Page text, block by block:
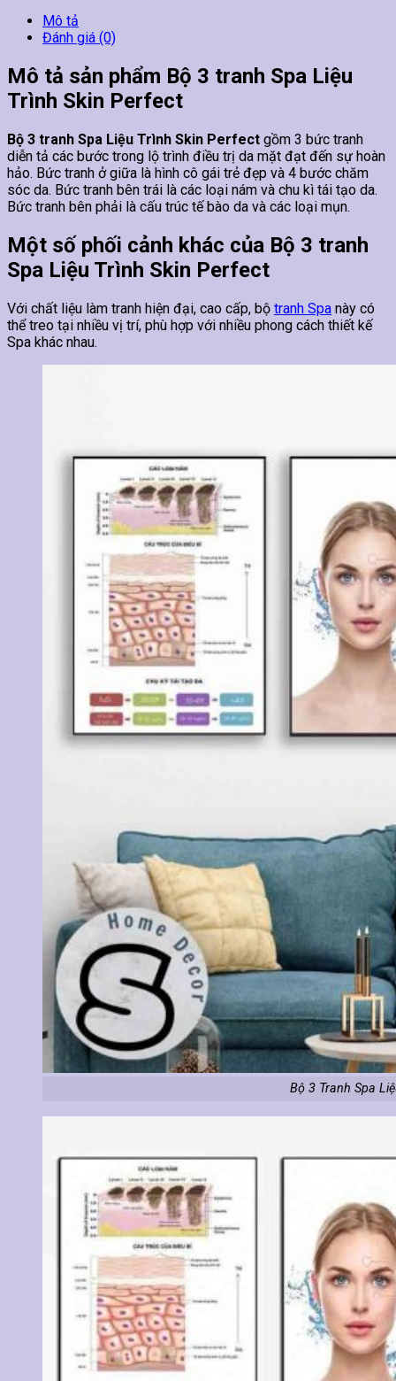
Mô tả
Đánh giá (0)
Mô tả sản phẩm Bộ 3 tranh Spa Liệu
Trình Skin Perfect
Bộ 3 tranh Spa Liệu Trình Skin Perfect gồm 3 bức tranh
diễn tả các bước trong lộ trình điều trị da mặt đạt đến sự hoàn
hảo. Bức tranh ở giữa là hình cô gái trẻ đẹp và 4 bước chăm
sóc da. Bức tranh bên trái là các loại nám và chu kì tái tạo da.
Bức tranh bên phải là cấu trúc tế bào da và các loại mụn.
Một số phối cảnh khác của Bộ 3 tranh
Spa Liệu Trình Skin Perfect
Với chất liệu làm tranh hiện đại, cao cấp, bộ tranh Spa này có
thể treo tại nhiều vị trí, phù hợp với nhiều phong cách thiết kế
Spa khác nhau.
Bộ 3 Tranh Spa